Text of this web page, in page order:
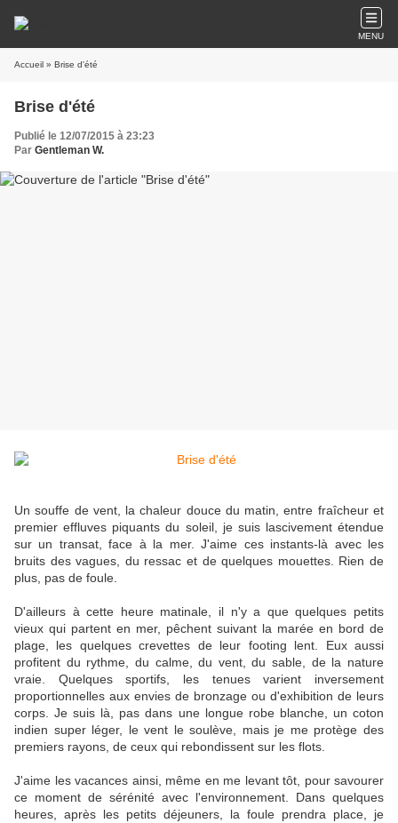
MENU
Accueil » Brise d'été
Brise d'été
Publié le 12/07/2015 à 23:23
Par Gentleman W.
Un souffe de vent, la chaleur douce du matin, entre fraîcheur et
premier effluves piquants du soleil, je suis lascivement étendue
sur un transat, face à la mer. J'aime ces instants-là avec les
bruits des vagues, du ressac et de quelques mouettes. Rien de
plus, pas de foule.
D'ailleurs à cette heure matinale, il n'y a que quelques petits
vieux qui partent en mer, pêchent suivant la marée en bord de
plage, les quelques crevettes de leur footing lent. Eux aussi
profitent du rythme, du calme, du vent, du sable, de la nature
vraie. Quelques sportifs, les tenues varient inversement
proportionnelles aux envies de bronzage ou d'exhibition de leurs
corps. Je suis là, pas dans une longue robe blanche, un coton
indien super léger, le vent le soulève, mais je me protège des
premiers rayons, de ceux qui rebondissent sur les flots.
J'aime les vacances ainsi, même en me levant tôt, pour savourer
ce moment de sérénité avec l'environnement. Dans quelques
heures, après les petits déjeuners, la foule prendra place, je